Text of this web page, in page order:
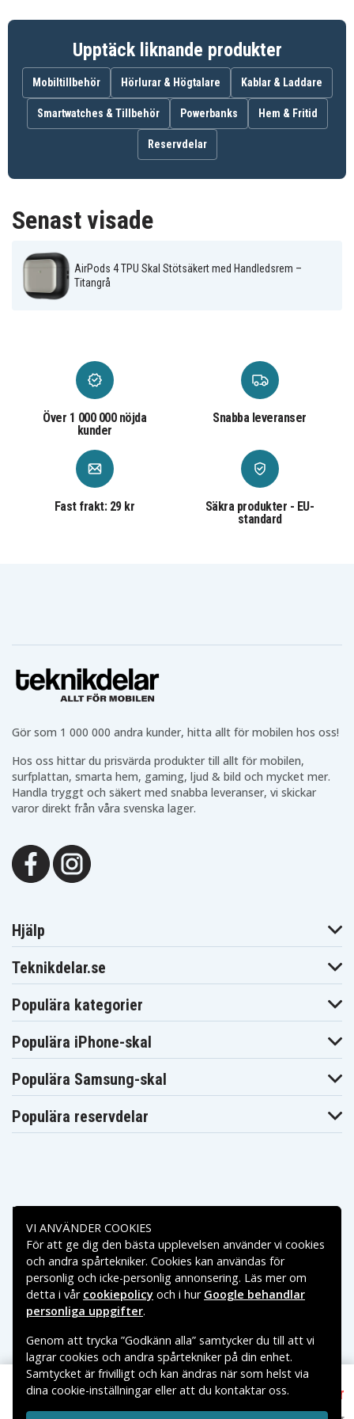
Produkttyp Skal
Grå
Plast
Upptäck liknande produkter
Mobiltillbehör Hörlurar & Högtalare Kablar & Laddare
Smartwatches & Tillbehör Powerbanks Hem & Fritid
Reservdelar
Senast visade
AirPods 4 TPU Skal Stötsäkert med Handledsrem –
Titangrå
AirPods 4 TPU Skal Stötsäkert med Handledsrem –
Titangrå
95 kr
Över 1 000 000 nöjda
kunder
Snabba leveranser
Fast frakt: 29 kr
Säkra produkter - EU-
standard
Gör som 1 000 000 andra kunder, hitta allt för mobilen hos oss!
Hos oss hittar du prisvärda produkter till allt för mobilen,
surfplattan, smarta hem, gaming, ljud & bild och mycket mer.
Handla tryggt och säkert med snabba leveranser, vi skickar
varor direkt från våra svenska lager.
Hjälp
Teknikdelar.se
Populära kategorier
Populära iPhone-skal
Populära Samsung-skal
Populära reservdelar
Betalningsalternativ
Leveransalternativ
Copyright © 2026, Spares Nordic AB
VARUMÄRKEN SOM NÄMNS PÅ SIDAN TILLHÖR RESPEKTIVE
VI ANVÄNDER COOKIES
För att ge dig den bästa upplevelsen använder vi cookies
och andra spårtekniker. Cookies kan användas för
personlig och icke-personlig annonsering. Läs mer om
detta i vår cookiepolicy och i hur Google behandlar
personliga uppgifter.
Genom att trycka ”Godkänn alla” samtycker du till att vi
lagrar cookies och andra spårtekniker på din enhet.
Samtycket är frivilligt och kan ändras när som helst via
dina cookie-inställningar eller att du kontaktar oss.